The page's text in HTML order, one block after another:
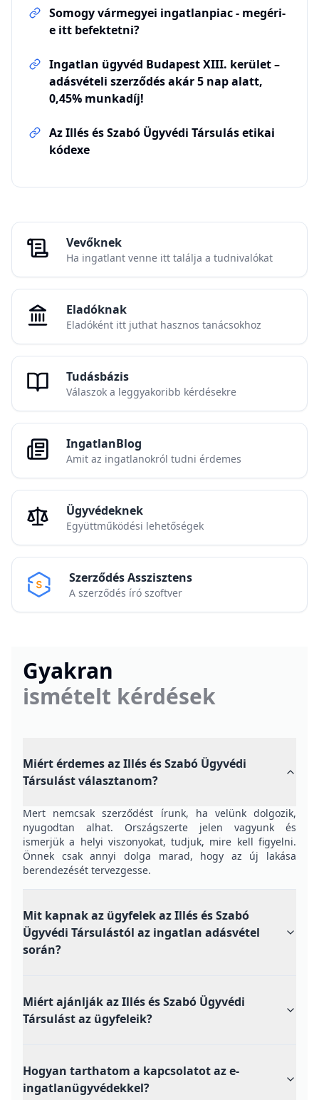
Somogy vármegyei ingatlanpiac - megéri-
e itt befektetni?
Ingatlan ügyvéd Budapest XIII. kerület –
adásvételi szerződés akár 5 nap alatt,
0,45% munkadíj!
Az Illés és Szabó Ügyvédi Társulás etikai
kódexe
Vevőknek
Ha ingatlant venne itt találja a tudnivalókat
Eladóknak
Eladóként itt juthat hasznos tanácsokhoz
Tudásbázis
Válaszok a leggyakoribb kérdésekre
IngatlanBlog
Amit az ingatlanokról tudni érdemes
Ügyvédeknek
Együttműködési lehetőségek
Szerződés Asszisztens
A szerződés író szoftver
Gyakran
ismételt kérdések
Miért érdemes az Illés és Szabó Ügyvédi
Társulást választanom?
Mert nemcsak szerződést írunk, ha velünk dolgozik,
nyugodtan alhat. Országszerte jelen vagyunk és
ismerjük a helyi viszonyokat, tudjuk, mire kell figyelni.
Önnek csak annyi dolga marad, hogy az új lakása
berendezését tervezgesse.
Mit kapnak az ügyfelek az Illés és Szabó
Ügyvédi Társulástól az ingatlan adásvétel
során?
Miért ajánlják az Illés és Szabó Ügyvédi
Társulást az ügyfeleik?
Hogyan tarthatom a kapcsolatot az e-
ingatlanügyvédekkel?